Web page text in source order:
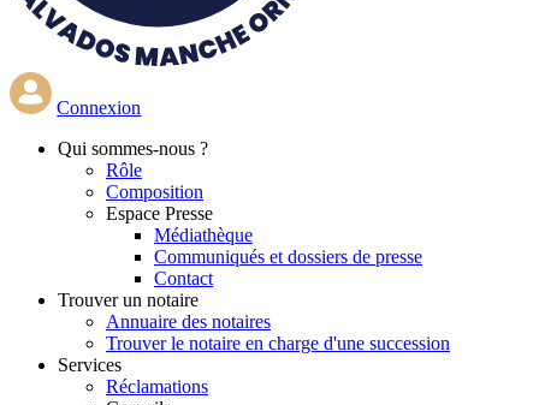
Connexion
Qui sommes-nous ?
Rôle
Composition
Espace Presse
Médiathèque
Communiqués et dossiers de presse
Contact
Trouver un notaire
Annuaire des notaires
Trouver le notaire en charge d'une succession
Services
Réclamations